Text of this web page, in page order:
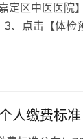
定区中医医院
、点击【体检
人缴费标准